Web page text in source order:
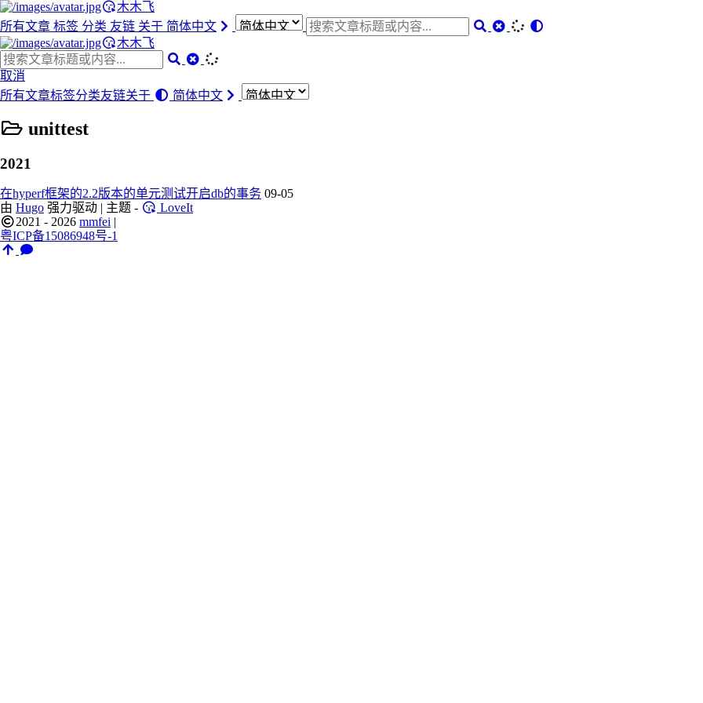
木木飞
所有文章 标签 分类 友链 关于 简体中文
木木飞
取消
所有文章标签分类友链关于 简体中文
unittest
2021
在hyperf框架的2.2版本的单元测试开启db的事务 09-05
由 Hugo 强力驱动 | 主题 -
LoveIt
2021 - 2026 mmfei |
粤ICP备15086948号-1